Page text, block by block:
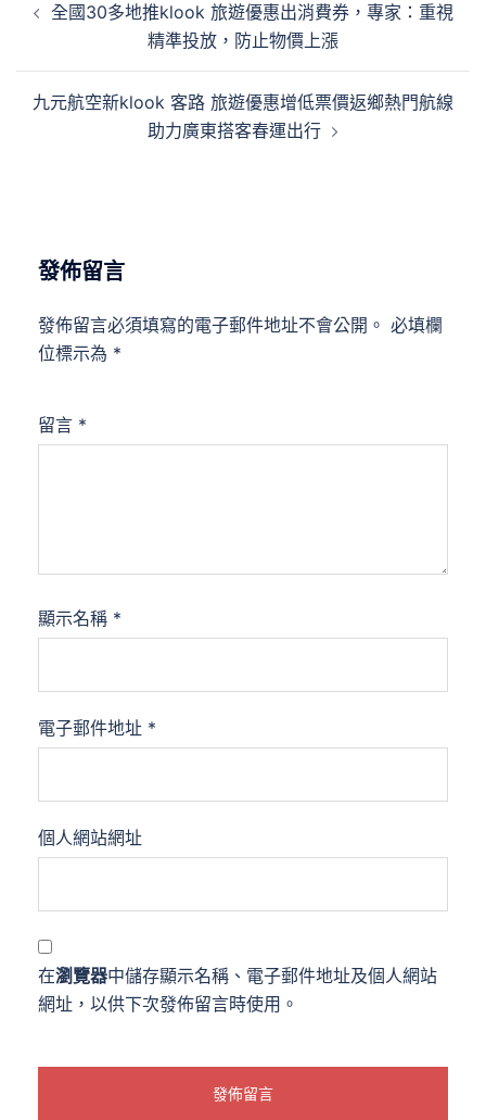
章
覽
全國30多地推klook 旅遊優惠出消費券，專家：重視
精準投放，防止物價上漲
九元航空新klook 客路 旅遊優惠增低票價返鄉熱門航線
助力廣東搭客春運出行
發佈留言
發佈留言必須填寫的電子郵件地址不會公開。 必填欄
位標示為 *
留言 *
顯示名稱 *
電子郵件地址 *
個人網站網址
在瀏覽器中儲存顯示名稱、電子郵件地址及個人網站
網址，以供下次發佈留言時使用。